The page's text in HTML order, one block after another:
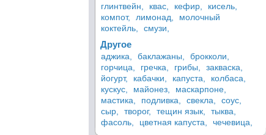
глинтвейн, квас, кефир,
кисель,
компот,
лимонад,
молочный
коктейль,
смузи,
Другое
аджика, баклажаны,
брокколи,
горчица,
гречка, грибы,
закваска,
йогурт,
кабачки, капуста,
колбаса,
кускус,
майонез,
маскарпоне,
мастика,
подливка, свекла,
соус,
сыр,
творог, тещин язык,
тыква,
фасоль,
цветная капуста, чечевица,